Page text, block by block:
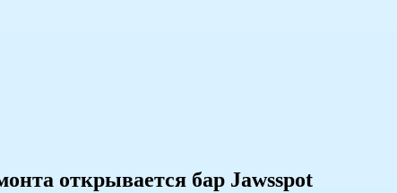
открывается бар Jawsspot